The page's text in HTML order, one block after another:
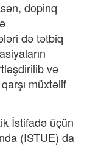
dopinq
də tətbiq
və
müxtəlif
İstifadə üçün
(ISTUE) da